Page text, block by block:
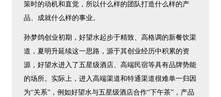
策时的动机和直觉，所以什么样的团队打造什么样的产
品、成就什么样的事业。
孙梦鸽创业初期，好望水起步于精致、高格调的新餐饮渠
道，夏明升延续这一思路，源于其创业经历中积累的资
源，好望水进入了五星级酒店、高端民宿等具有品牌势能
的场所。实际上，进入高端渠道和特通渠道很难单一归因
为“关系”，例如好望水与五星级酒店合作“下午茶”，产品